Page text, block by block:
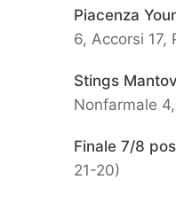
Piacenza
6, Accorsi
Stings
Nonfarmale
Finale 7/8
21-20)